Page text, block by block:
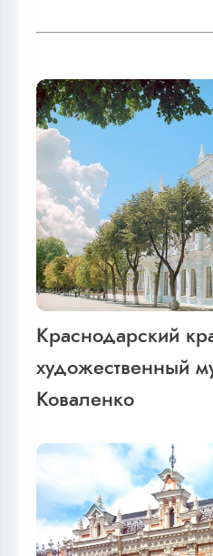
Краснодарский
художественный
Коваленко